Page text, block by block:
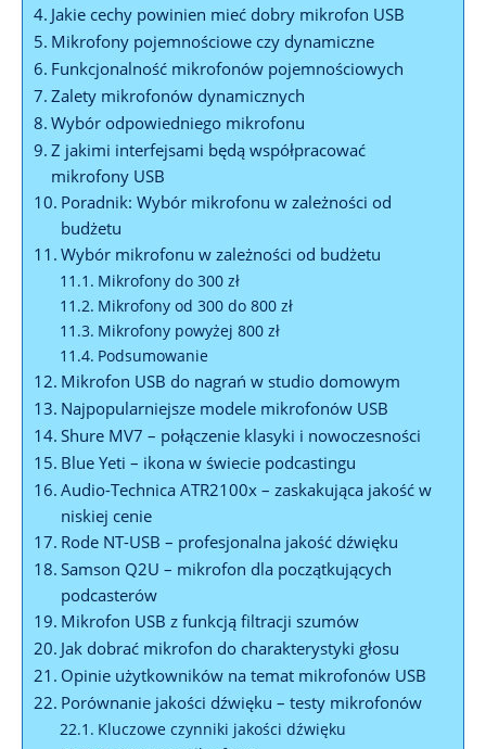
Jakie cechy powinien mieć dobry mikrofon USB
Mikrofony pojemnościowe czy dynamiczne
Funkcjonalność mikrofonów pojemnościowych
Zalety mikrofonów dynamicznych
Wybór odpowiedniego mikrofonu
Z jakimi interfejsami będą współpracować
mikrofony USB
Poradnik: Wybór mikrofonu w zależności od
budżetu
Wybór mikrofonu w zależności od budżetu
Mikrofony do 300 zł
Mikrofony od 300 do 800 zł
Mikrofony powyżej 800 zł
Podsumowanie
Mikrofon USB do nagrań w studio domowym
Najpopularniejsze modele mikrofonów USB
Shure MV7 – połączenie klasyki i nowoczesności
Blue Yeti – ikona w świecie podcastingu
Audio-Technica ATR2100x – zaskakująca jakość w
niskiej cenie
Rode NT-USB – profesjonalna jakość dźwięku
Samson Q2U – mikrofon dla początkujących
podcasterów
Mikrofon USB z funkcją filtracji szumów
Jak dobrać mikrofon do charakterystyki głosu
Opinie użytkowników na temat mikrofonów USB
Porównanie jakości dźwięku – testy mikrofonów
Kluczowe czynniki jakości dźwięku